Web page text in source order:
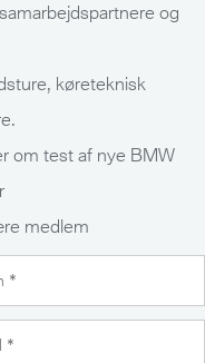
og
køreteknisk
om test af nye BMW
medlem